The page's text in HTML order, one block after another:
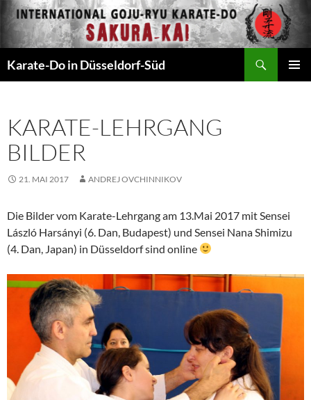
Zum
Inhalt
springen
Karate-Do in Düsseldorf-Süd
KARATE-LEHRGANG
BILDER
21. MAI 2017 ANDREJ OVCHINNIKOV
Die Bilder vom Karate-Lehrgang am 13.Mai 2017 mit Sensei
László Harsányi (6. Dan, Budapest) und Sensei Nana Shimizu
(4. Dan, Japan) in Düsseldorf sind online